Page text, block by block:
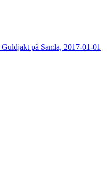
Guldjakt på Sanda, 2017-01-01